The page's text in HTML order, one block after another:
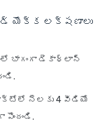
యొక్క లక్షణాలు
భాగంగా డెకాథ్లాన్
నెలకు 4 వీడియో